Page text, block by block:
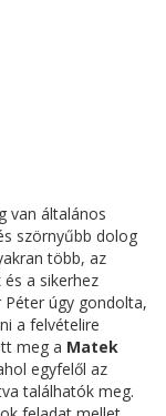
van általános
szörnyűbb dolog
több, az
a sikerhez
Péter úgy gondolta,
a felvételire
meg a Matek
egyfelől az
találhatók meg.